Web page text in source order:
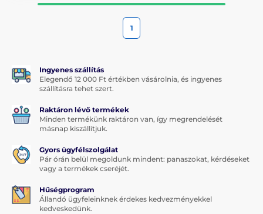
1
Ingyenes szállítás
Elegendő 12 000 Ft értékben vásárolnia, és ingyenes
szállításra tehet szert.
Raktáron lévő termékek
Minden termékünk raktáron van, így megrendelését
másnap kiszállítjuk.
Gyors ügyfélszolgálat
Pár órán belül megoldunk mindent: panaszokat, kérdéseket
vagy a termékek cseréjét.
Hűségprogram
Állandó ügyfeleinknek érdekes kedvezményekkel
kedveskedünk.